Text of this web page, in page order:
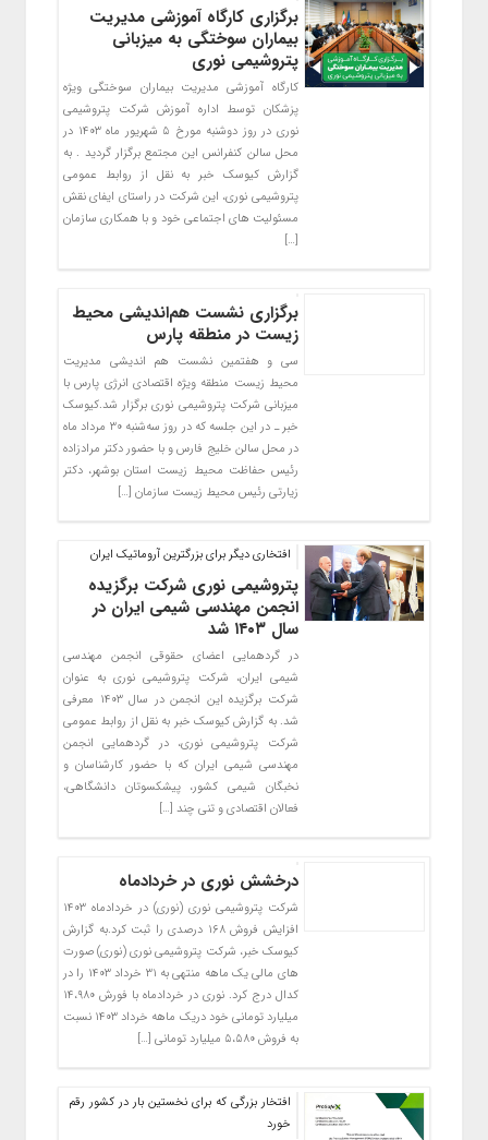
برگزاری کارگاه آموزشی مدیریت
بیماران سوختگی به میزبانی
پتروشیمی نوری
کارگاه آموزشی مدیریت بیماران سوختگی ویژه
پزشکان توسط اداره آموزش شرکت پتروشیمی
نوری در روز دوشنبه مورخ ۵ شهریور ماه ۱۴۰۳ در
محل سالن کنفرانس این مجتمع برگزار گردید . به
گزارش کیوسک خبر به نقل از روابط عمومی
پتروشیمی نوری، این شرکت در راستای ایفای نقش
مسئولیت های اجتماعی خود و با همکاری سازمان
[…]
برگزاری نشست هم‌اندیشی محیط
زیست در منطقه پارس
سی و هفتمین نشست هم اندیشی مدیریت
محیط زیست منطقه ویژه اقتصادی انرژی پارس با
میزبانی شرکت پتروشیمی نوری برگزار شد.کیوسک
خبر ـ در این جلسه که در روز سه‌شنبه ۳۰ مرداد ماه
در محل سالن خلیج فارس و با حضور دکتر مرادزاده
رئیس حفاظت محیط زیست استان بوشهر، دکتر
زیارتی رئیس محیط زیست سازمان […]
افتخاری دیگر برای بزرگترین آروماتیک ایران
پتروشیمی نوری شرکت برگزیده
انجمن مهندسی شیمی ایران در
سال ۱۴۰۳ شد
در گردهمایی اعضای حقوقی انجمن مهندسی
شیمی ایران، شرکت پتروشیمی نوری به عنوان
شرکت برگزیده این انجمن در سال ۱۴۰۳ معرفی
شد. به گزارش کیوسک خبر به نقل از روابط عمومی
شرکت پتروشیمی نوری، در گردهمایی انجمن
مهندسی شیمی ایران که با حضور کارشناسان و
نخبگان شیمی کشور، پیشکسوتان دانشگاهی،
فعالان اقتصادی و تنی چند […]
درخشش نوری در خردادماه
شرکت پتروشیمی نوری (نوری) در خردادماه ۱۴۰۳
افزایش فروش ۱۶۸ درصدی را ثبت کرد.به گزارش
کیوسک خبر، شرکت پتروشیمی نوری (نوری) صورت
های مالی یک ماهه منتهی به ۳۱ خرداد ۱۴۰۳ را در
کدال درج کرد. نوری در خردادماه با فورش ۱۴،۹۸۰
میلیارد تومانی خود دریک ماهه خرداد ۱۴۰۳ نسبت
به فروش ۵،۵۸۰ میلیارد تومانی […]
افتخار بزرگی که برای نخستین بار در کشور رقم
خورد